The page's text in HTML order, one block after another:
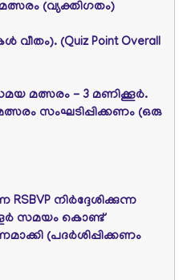
മത്സരം (വ്യക്തിഗതം)
(Quiz Point Overall
മത്സരം - 3 മണിക്കൂര്‍.
സംഘടിപ്പിക്കണം (ഒരു
നിര്‍ദ്ദേശിക്കുന്ന
സമയം കൊണ്ട്‌
(പദര്‍ശിപ്പിക്കണം